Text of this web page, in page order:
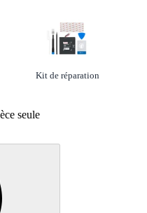
Option
Kit de réparationnon
seule